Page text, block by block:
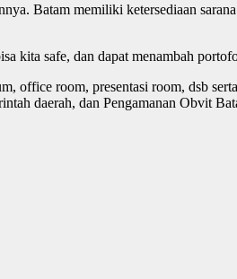
Batam memiliki ketersediaan
kita safe, dan dapat menambah
office room, presentasi room, dsb
daerah, dan Pengamanan Obvit